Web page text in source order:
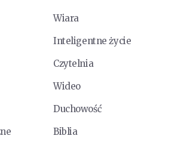
Wiara
Inteligentne życie
Czytelnia
Wideo
Duchowość
Biblia